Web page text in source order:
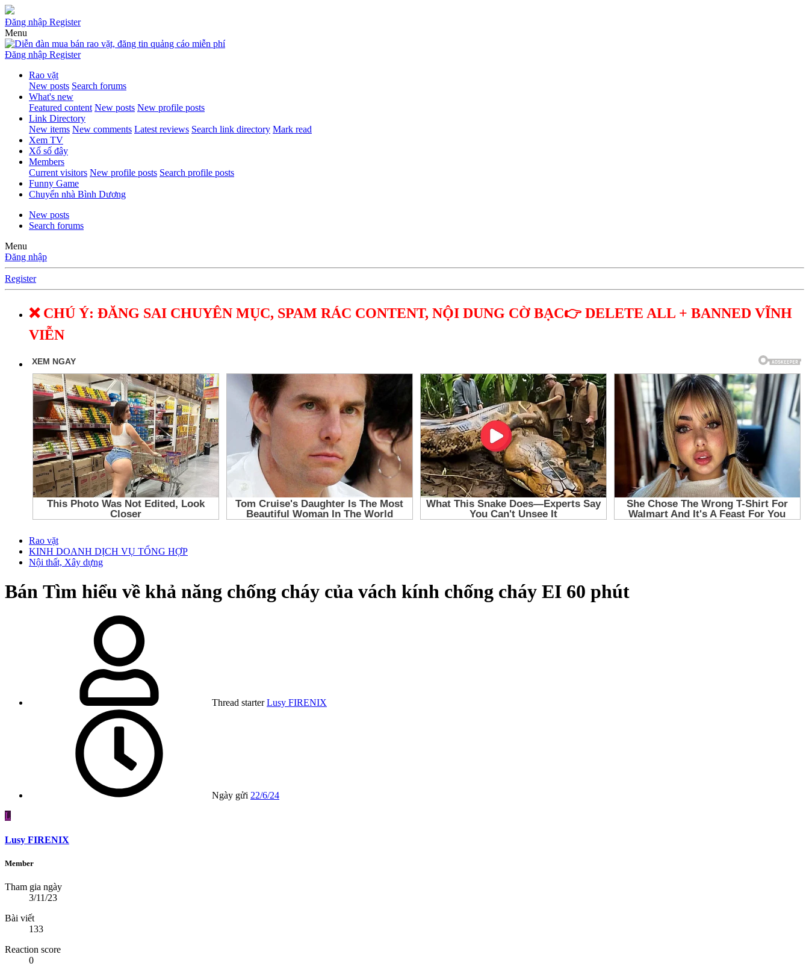
Đăng nhập Register
Menu
Đăng nhập Register
Rao vặt
New posts Search forums
What's new
Featured content New posts New profile posts
Link Directory
New items New comments Latest reviews Search link directory Mark read
Xem TV
Xổ số đây
Members
Current visitors New profile posts Search profile posts
Funny Game
Chuyển nhà Bình Dương
New posts
Search forums
Menu
Đăng nhập
Register
❌ CHÚ Ý: ĐĂNG SAI CHUYÊN MỤC, SPAM RÁC CONTENT, NỘI DUNG CỜ BẠC👉 DELETE ALL + BANNED VĨNH
VIỄN
Rao vặt
KINH DOANH DỊCH VỤ TỔNG HỢP
Nội thất, Xây dựng
Bán Tìm hiểu về khả năng chống cháy của vách kính chống cháy EI 60 phút
Thread starter Lusy FIRENIX
Ngày gửi 22/6/24
L
Lusy FIRENIX
Member
Tham gia ngày
3/11/23
Bài viết
133
Reaction score
0